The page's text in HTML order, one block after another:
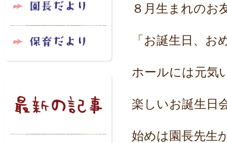
８月生まれのお
「お誕生日、
ホールには元気
楽しいお誕生日
始めは園長先生